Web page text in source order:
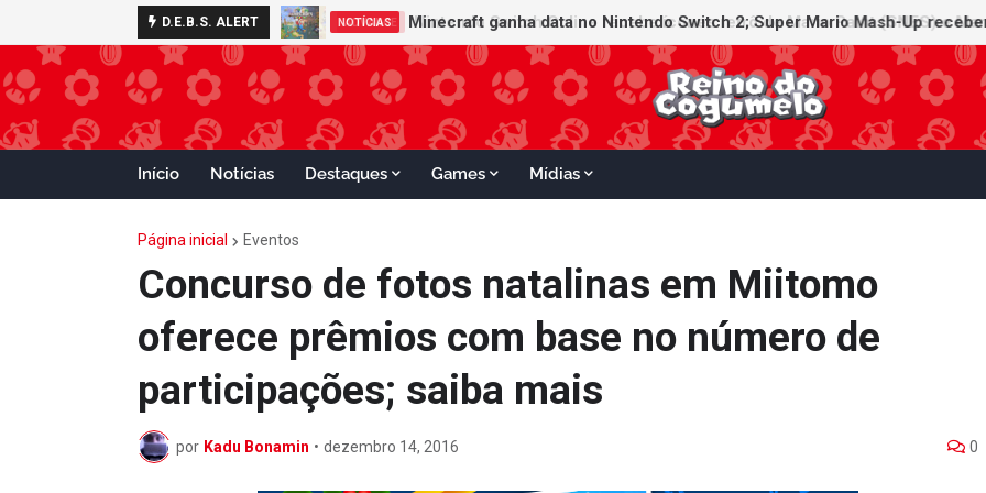
D.E.B.S. ALERT ADVANCE Nintendo Switch Online recebe ícones retrô de Mario Paint (SNES) e
Início Notícias Destaques Games Mídias
Página inicial Eventos
Concurso de fotos natalinas em Miitomo
oferece prêmios com base no número de
participações; saiba mais
por Kadu Bonamin • dezembro 14, 2016 0